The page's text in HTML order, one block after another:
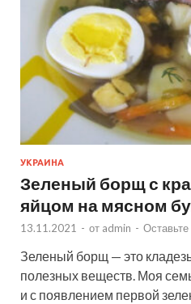
УКРАИНА
Зеленый борщ с
яйцом на мясном
13.11.2021 - от admin -
Зеленый борщ — это
полезных веществ. Моя
и с появлением первой